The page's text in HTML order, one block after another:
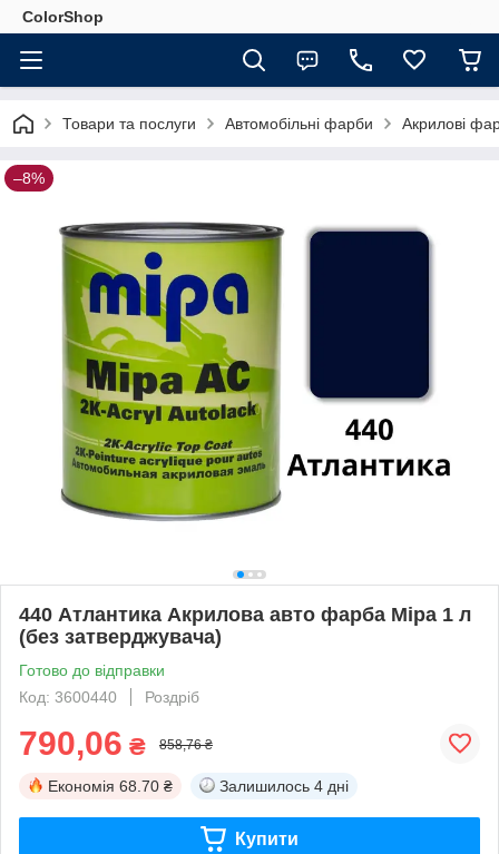
ColorShop
Товари та послуги Автомобільні фарби Акрилові
–8%
440 Атлантика Акрилова авто фарба Mipa 1 л
(без затверджувача)
Готово до відправки
Код: 3600440
Роздріб
790,06 ₴ 858,76 ₴
Економія 68.70 ₴ Залишилось 4 дні
Купити